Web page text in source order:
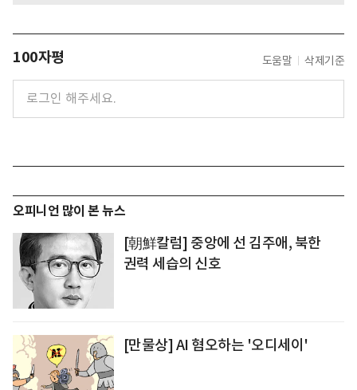
100자평 도움말 삭제기준
오피니언 많이 본 뉴스
[朝鮮칼럼] 중앙에 선 김주애, 북한
권력 세습의 신호
[만물상] AI 혐오하는 '오디세이'